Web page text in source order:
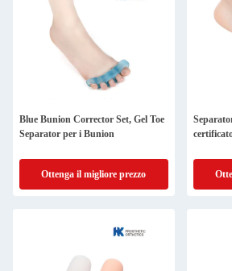
Blue Bunion Corrector Set, Gel Toe
Separator per i Bunion
Ottenga il migliore prezzo